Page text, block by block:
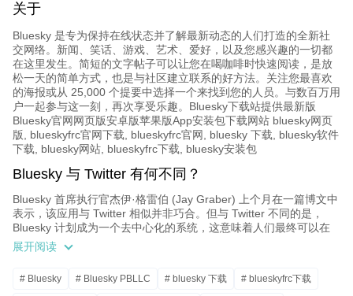
关于
Bluesky 是专为保持在线状态并了解最新动态的人们打造的全新社
交网络。新闻、笑话、游戏、艺术、爱好，以及您感兴趣的一切都
在这里发生。简短的文字帖子可以让您在喝咖啡时快速阅读，是放
松一天的简单方式，也是与社区建立联系的好方法。关注您最喜欢
的海报或从 25,000 个提要中选择一个来找到您的人员。与数百万用
户一起参与这一刻，再次享受乐趣。Bluesky下载站提供最新版
Bluesky官网网页版安卓版苹果版App安装包下载网站 bluesky网页
版, blueskyfrc官网下载, blueskyfrc官网, bluesky 下载, bluesky软件
下载, bluesky网站, blueskyfrc下载, bluesky安装包
Bluesky 与 Twitter 有何不同？
Bluesky 首席执行官杰伊·格雷伯 (Jay Graber) 上个月在一篇博文中
表示，该应用与 Twitter 相似并非巧合。但与 Twitter 不同的是，
Bluesky 计划成为一个去中心化的系统，这意味着人们最终可以在
其中构建自己的应用和社区。格雷伯女士说，这样设计的目的是，
任何个人都无法为整个 Bluesky 社区制定规则。
Bluesky 还使用“开放协议”进行运营。这很不寻常，因为社交媒体平
展开阅读
# Bluesky # Bluesky PBLLC # bluesky 下载 # blueskyfrc下载